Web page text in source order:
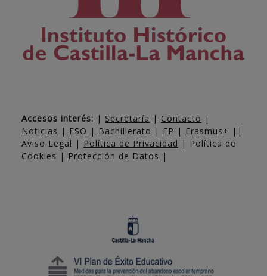
Accesos interés: | Secretaría | Contacto |
Noticias | ESO | Bachillerato | FP | Erasmus+ ||
Aviso Legal | Política de Privacidad | Política de
Cookies | Protección de Datos |